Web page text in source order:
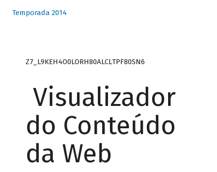
Temporada 2014
Z7_L9KEH4O0LORH80ALCLTPF80SN6
Visualizador
do Conteúdo
da Web